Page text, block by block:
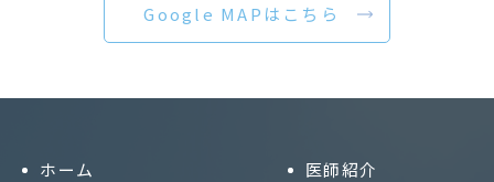
Google MAPはこちら
ホーム 医師紹介